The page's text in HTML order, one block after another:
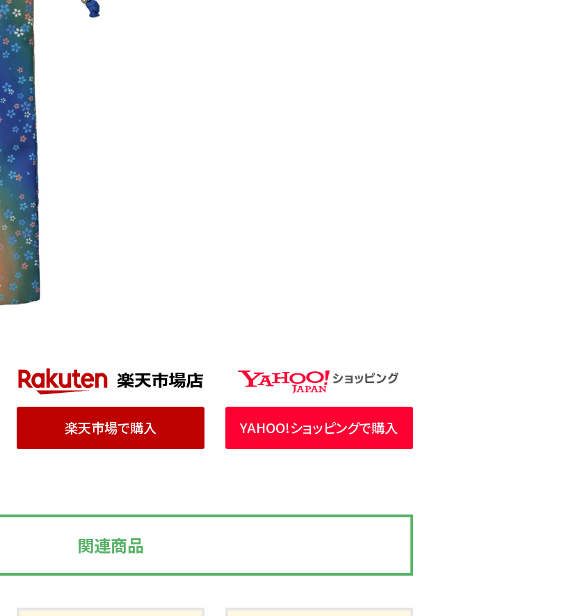
楽天市場で購入 YAHOO!ショッピングで購入
関連商品